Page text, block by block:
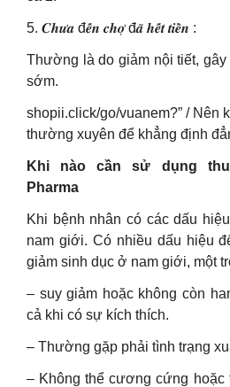
5. 𝑪𝒉𝒖̛𝒂 đ𝒆̂́𝒏 𝒄𝒉𝒐̛̣ đ𝒂̃ 𝒉𝒆̂́𝒕 𝒕𝒊𝒆̂̀𝒏 :
Thường là do giảm nội tiết,
sớm.
shopii.click/go/vuanem?” / Nên
thường xuyên để khẳng định
Khi nào cần sử dụng
Pharma
Khi bệnh nhân có các dấu
nam giới. Có nhiều dấu hiệu
giảm sinh dục ở nam giới, một
– suy giảm hoặc không còn
cả khi có sự kích thích.
– Thường gặp phải tình trạng
– Không thể cương cứng